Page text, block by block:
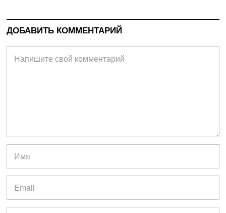
ДОБАВИТЬ КОММЕНТАРИЙ